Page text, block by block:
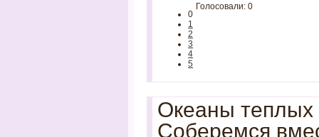
0
1
2
3
4
5
Голосовали: 0
Океаны теплых
Соберемся